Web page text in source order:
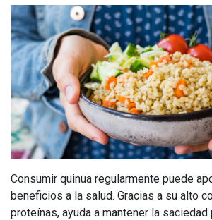
Consumir quinua regularmente puede
beneficios a la salud. Gracias a su alto
proteínas, ayuda a mantener la